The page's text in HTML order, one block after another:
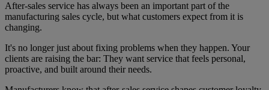
After-sales service has always been an important part of the
manufacturing sales cycle, but what customers expect from it is
changing.
It's no longer just about fixing problems when they happen. Your
clients are raising the bar: They want service that feels personal,
proactive, and built around their needs.